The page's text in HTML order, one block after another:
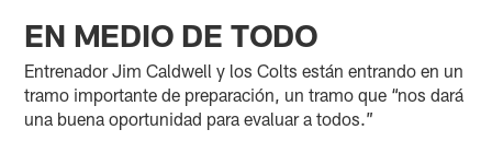
EN MEDIO DE TODO
Entrenador Jim Caldwell y los Colts están entrando en un
tramo importante de preparación, un tramo que “nos dará
una buena oportunidad para evaluar a todos.”